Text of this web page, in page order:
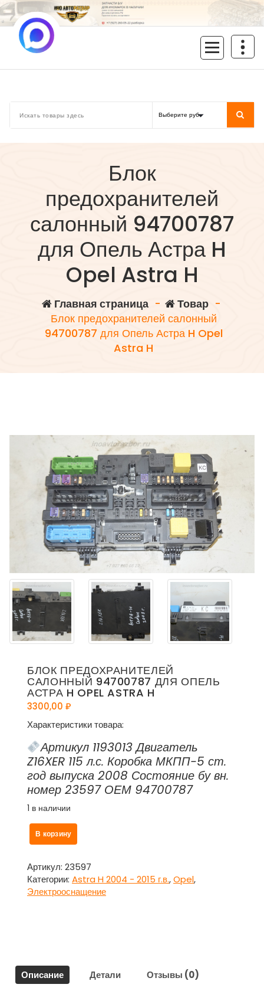
Перейти
к
содержимому
Блок
предохранителей
салонный 94700787
для Опель Астра H
Opel Astra H
Главная страница- Товар-
Блок предохранителей салонный
94700787 для Опель Астра H Opel
Astra H
БЛОК ПРЕДОХРАНИТЕЛЕЙ
САЛОННЫЙ 94700787 ДЛЯ ОПЕЛЬ
АСТРА H OPEL ASTRA H
3300,00 ₽
Характеристики товара:
Артикул 1193013 Двигатель
Z16XER 115 л.с. Коробка МКПП-5 ст.
год выпуска 2008 Состояние бу вн.
номер 23597 ОЕМ 94700787
1 в наличии
Количество
товара
предохранителей
салонный
94700787
Astra
H
В корзину
Артикул: 23597
Категории: Astra H 2004 - 2015 г.в.,Opel,
Электрооснащение
Описание Детали Отзывы (0)